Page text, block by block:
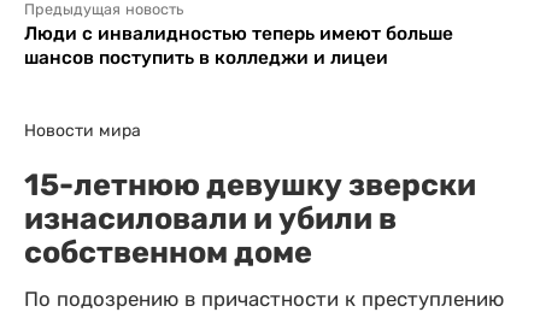
Предыдущая новость
Люди с инвалидностью теперь имеют больше
шансов поступить в колледжи и лицеи
Новости мира
15-летнюю девушку зверски
изнасиловали и убили в
собственном доме
По подозрению в причастности к преступлению